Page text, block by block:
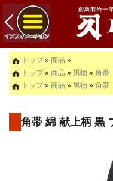
トップ» 商品 »
トップ» 商品 » 男物 » 角帯
トップ» 商品 » 男物 » 角帯
角帯 綿 献上柄 黒